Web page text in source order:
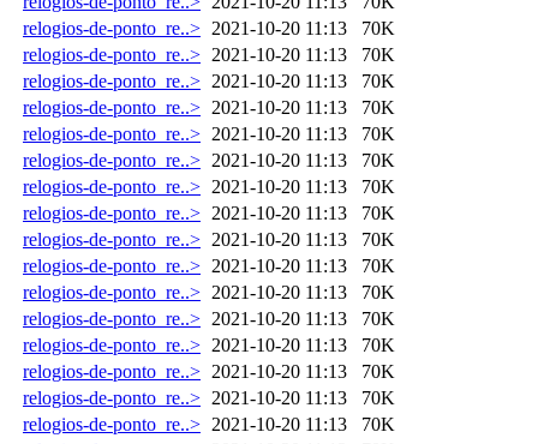
relogios-de-ponto_re..> 2021-10-20 11:13
70K
relogios-de-ponto_re..> 2021-10-20 11:13
70K
relogios-de-ponto_re..> 2021-10-20 11:13
70K
relogios-de-ponto_re..> 2021-10-20 11:13
70K
relogios-de-ponto_re..> 2021-10-20 11:13
70K
relogios-de-ponto_re..> 2021-10-20 11:13
70K
relogios-de-ponto_re..> 2021-10-20 11:13
70K
relogios-de-ponto_re..> 2021-10-20 11:13
70K
relogios-de-ponto_re..> 2021-10-20 11:13
70K
relogios-de-ponto_re..> 2021-10-20 11:13
70K
relogios-de-ponto_re..> 2021-10-20 11:13
70K
relogios-de-ponto_re..> 2021-10-20 11:13
70K
relogios-de-ponto_re..> 2021-10-20 11:13
70K
relogios-de-ponto_re..> 2021-10-20 11:13
70K
relogios-de-ponto_re..> 2021-10-20 11:13
70K
relogios-de-ponto_re..> 2021-10-20 11:13
70K